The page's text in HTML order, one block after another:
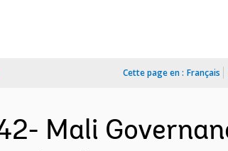
Cette page en : Français
Mali